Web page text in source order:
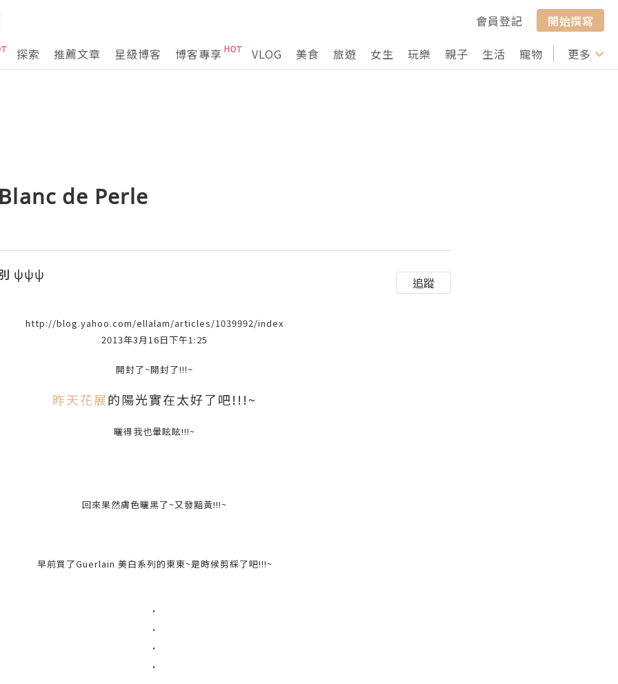
會員登記
開始撰寫
探索
推薦文章 星級博客 博客專享 VLOG 美食 旅遊 女生 玩樂 親子 生活 寵物 行山 打卡
更多
de Perle
ψψψ 追蹤
http://blog.yahoo.com/ellalam/articles/1039992/index
2013年3月16日下午1:25
開封了~開封了!!!~
昨天花展的陽光實在太好了吧!!!~
曬得我也暈眩眩!!!~
回來果然膚色曬黑了~又發黯黃!!!~
早前買了Guerlain 美白系列的東東~是時候剪綵了吧!!!~
.
.
.
.